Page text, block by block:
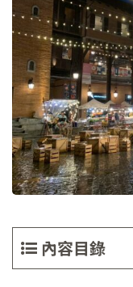
內容目錄